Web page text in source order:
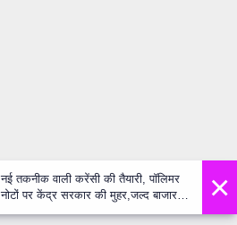
×
नई तकनीक वाली करेंसी की तैयारी, पॉलिमर
नोटों पर केंद्र सरकार की मुहर,जल्द बाजार में
दिखेंगे प्लास्टिक के ₹10 और ₹20 के नोट -